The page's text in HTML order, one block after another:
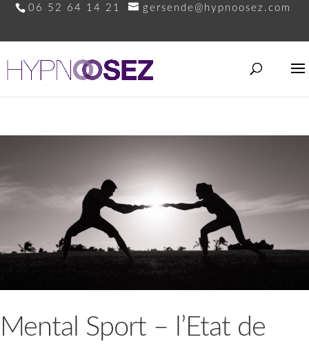
06 52 64 14 21 gersende@hypnoosez.com
Mental Sport – l’Etat de